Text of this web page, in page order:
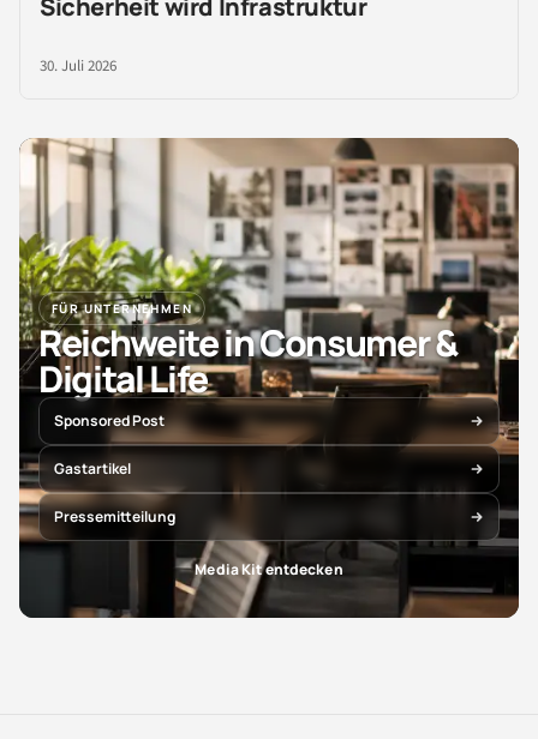
30. Juli 2026
FÜR UNTERNEHMEN
Reichweite in Consumer &
Digital Life
Sponsored Post
Gastartikel
Pressemitteilung
Media Kit entdecken